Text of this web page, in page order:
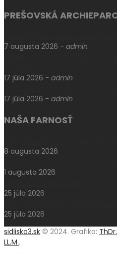
PREŠOVSKÁ
7 augusta 2026 - admin
17 júla 2026 - admin
17 júla 2026 - admin
NAŠA FARNOSŤ
8 augusta 2026
1 augusta 2026
25 júla 2026
25 júla 2026
sidlisko3.sk © 2024. Grafika:
LL.M..